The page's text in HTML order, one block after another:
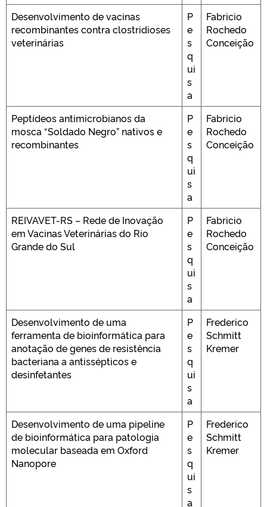
Desenvolvimento de vacinas
recombinantes contra clostridioses
veterinárias
P
e
s
q
ui
s
a
Fabricio
Rochedo
Conceição
Peptídeos antimicrobianos da
mosca “Soldado Negro” nativos e
recombinantes
P
e
s
q
ui
s
a
Fabricio
Rochedo
Conceição
REIVAVET-RS – Rede de Inovação
em Vacinas Veterinárias do Rio
Grande do Sul
P
e
s
q
ui
s
a
Fabricio
Rochedo
Conceição
Desenvolvimento de uma
ferramenta de bioinformática para
anotação de genes de resistência
bacteriana a antissépticos e
desinfetantes
P
e
s
q
ui
s
a
Frederico
Schmitt
Kremer
Desenvolvimento de uma pipeline
de bioinformática para patologia
molecular baseada em Oxford
Nanopore
P
e
s
q
ui
s
a
Frederico
Schmitt
Kremer